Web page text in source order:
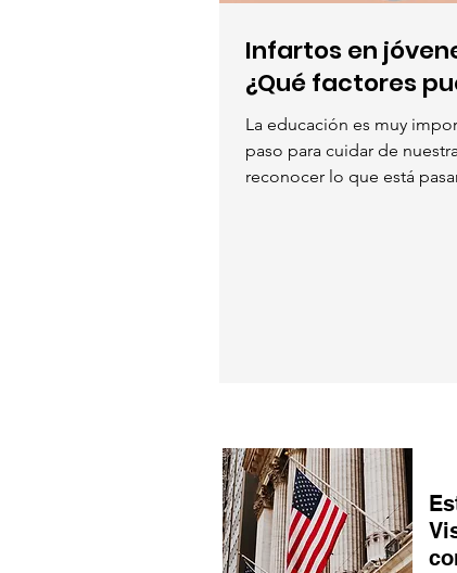
Infartos en
¿Qué factores
La educación es muy
paso para cuidar de
reconocer lo que está